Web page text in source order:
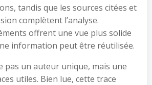
tandis que les sources citées et
complètent l’analyse.
offrent une vue plus solide
information peut être réutilisée.
pas un auteur unique, mais une
utiles. Bien lue, cette trace